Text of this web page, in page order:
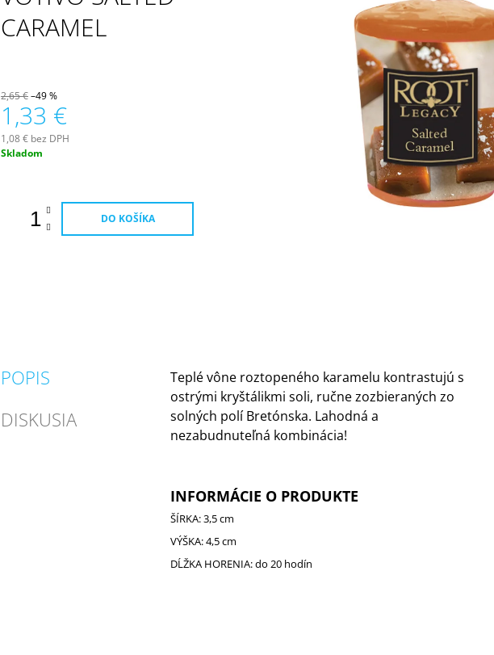
CARAMEL
2,65 €–49 %
1,33 €
1,08 € bez DPH
Jednotková
Skladom
DO KOŠÍKA
POPIS
DISKUSIA
Teplé vône roztopeného karamelu kontrastujú s
ostrými kryštálikmi soli, ručne zozbieraných zo
solných polí Bretónska. Lahodná a
nezabudnuteľná kombinácia!
INFORMÁCIE O PRODUKTE
ŠÍRKA: 3,5 cm
VÝŠKA: 4,5 cm
DĹŽKA HORENIA: do 20 hodín
16,90 €